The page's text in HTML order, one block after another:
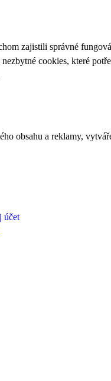
zajistili správné
cookies, které
obsahu a reklamy,
účet